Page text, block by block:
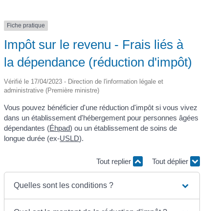
Fiche pratique
Impôt sur le revenu - Frais liés à
la dépendance (réduction d'impôt)
Vérifié le 17/04/2023 - Direction de l'information légale et
administrative (Première ministre)
Vous pouvez bénéficier d'une réduction d'impôt si vous vivez
dans un établissement d'hébergement pour personnes âgées
dépendantes (Éhpad) ou un établissement de soins de
longue durée (ex-USLD).
Tout replier Tout déplier
Quelles sont les conditions ?